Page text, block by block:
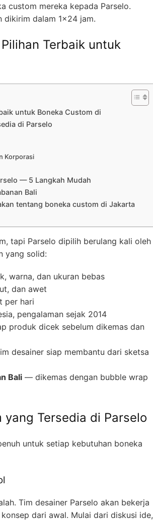
custom mereka kepada Parselo.
dikirim dalam 1×24 jam.
Terbaik untuk
untuk Boneka Custom di
di Parselo
Korporasi
— 5 Langkah Mudah
Bali
tentang boneka custom di Jakarta
tapi Parselo dipilih berulang kali oleh
yang solid:
warna, dan ukuran bebas
dan awet
per hari
pengalaman sejak 2014
produk dicek sebelum dikemas dan
desainer siap membantu dari sketsa
Bali — dikemas dengan bubble wrap
yang Tersedia di Parselo
untuk setiap kebutuhan boneka
Tim desainer Parselo akan bekerja
dari awal. Mulai dari diskusi ide,